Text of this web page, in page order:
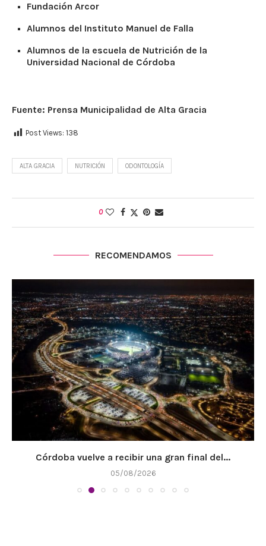
Fundación Arcor
Alumnos del Instituto Manuel de Falla
Alumnos de la escuela de Nutrición de la
Universidad Nacional de Córdoba
Fuente: Prensa Municipalidad de Alta Gracia
Post Views: 138
ALTA GRACIA NUTRICIÓN ODONTOLOGÍA
0
RECOMENDAMOS
Córdoba vuelve a recibir una gran final del...
05/08/2026